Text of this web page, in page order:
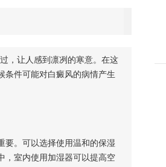
，让人感到凛冽的寒意。在这
条件可能对白癜风的病情产生
。可以选择使用温和的保湿
，室内使用加湿器可以提高空